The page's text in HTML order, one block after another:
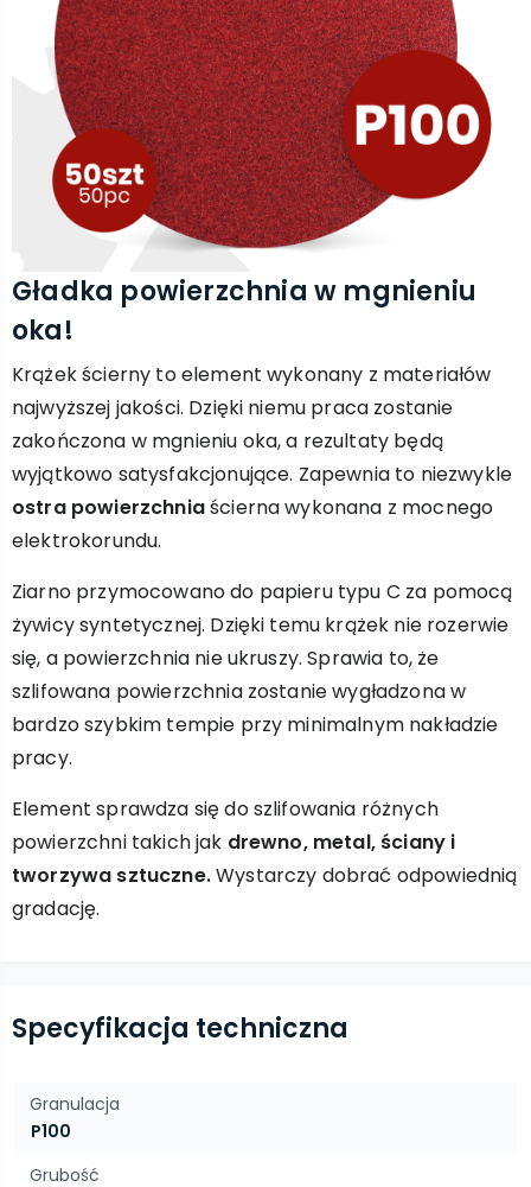
Gładka powierzchnia w mgnieniu
oka!
Krążek ścierny to element wykonany z materiałów
najwyższej jakości. Dzięki niemu praca zostanie
zakończona w mgnieniu oka, a rezultaty będą
wyjątkowo satysfakcjonujące. Zapewnia to niezwykle
ostra powierzchniaścierna wykonana z mocnego
elektrokorundu.
Ziarno przymocowano do papieru typu C za pomocą
żywicy syntetycznej. Dzięki temu krążek nie rozerwie
się, a powierzchnia nie ukruszy. Sprawia to, że
szlifowana powierzchnia zostanie wygładzona w
bardzo szybkim tempie przy minimalnym nakładzie
pracy.
Element sprawdza się do szlifowania różnych
powierzchni takich jak drewno, metal, ściany i
tworzywa sztuczne.Wystarczy dobrać odpowiednią
gradację.
Specyfikacja techniczna
Granulacja
P100
Grubość